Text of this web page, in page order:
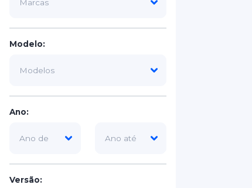
Modelo:
Ano:
Versão: